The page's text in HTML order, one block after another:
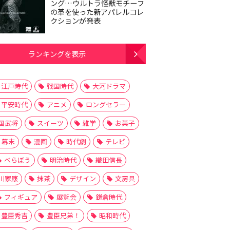
ング…ウルトラ怪獣モチーフ
の革を使った新アパレルコレ
クションが発表
ランキングを表示
江戸時代 戦国時代
大河ドラマ
平安時代
アニメ
ロングセラー
武将
スイーツ 雑学
お菓子
幕末
漫画 時代劇
テレビ
べらぼう
明治時代
織田信長
家康
抹茶 デザイン
文房具
フィギュア
展覧会
鎌倉時代
豊臣秀吉
豊臣兄弟！
昭和時代